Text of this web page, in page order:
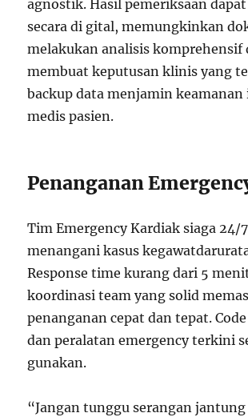
agnostik. Hasil pemeriksaan dapat
secara di gital, memungkinkan
melakukan analisis komprehensif
membuat keputusan klinis yang
backup data menjamin
medis pasien.
Penanganan
Tim Emergency Kardiak siaga 24/
menangani kasus
Response time kurang dari 5
koordinasi team yang solid
penanganan cepat dan tepat.
dan peralatan emergency terkini
gunakan.
“Jangan tunggu serangan